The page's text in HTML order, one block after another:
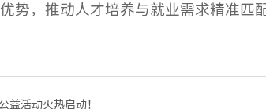
势，推动人才培养与就业需求精准
益活动火热启动！